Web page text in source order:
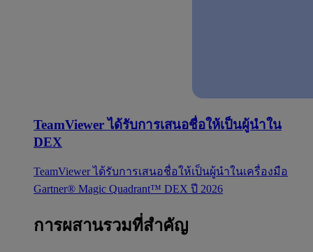
TeamViewer ได้รับการเสนอชื่อให้เป็นผู้นำใน
DEX
TeamViewer ได้รับการเสนอชื่อให้เป็นผู้นำในเครื่องมือ
Gartner® Magic Quadrant™ DEX ปี 2026
การผสานรวมที่สำคัญ